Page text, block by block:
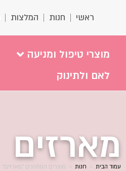
ראשי חנות המלצות
מוצרי טיפול ומניעה
לאם ולתינוק
מארזים
עמוד הבית > חנות > מוצרים המתויגים “מארזים”